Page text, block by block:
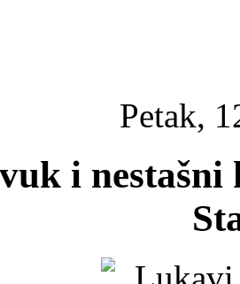
Petak,
i nestašni